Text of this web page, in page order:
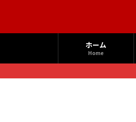
へ
ス
ョ
ン
ホーム
Home